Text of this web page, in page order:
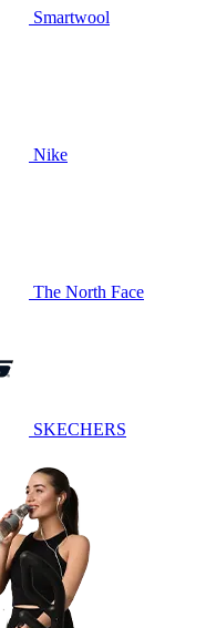
Smartwool
Nike
The North Face
SKECHERS